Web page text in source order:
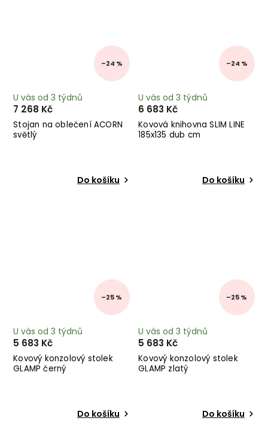
–24 %
Stojan na oblečení ACORN
světlý
U vás od 3 týdnů
7 268 Kč
Do košíku
–24 %
Kovová knihovna SLIM LINE
185x135 dub cm
U vás od 3 týdnů
6 683 Kč
Do košíku
–25 %
Kovový konzolový stolek
GLAMP černý
U vás od 3 týdnů
5 683 Kč
Do košíku
–25 %
Kovový konzolový stolek
GLAMP zlatý
U vás od 3 týdnů
5 683 Kč
Do košíku